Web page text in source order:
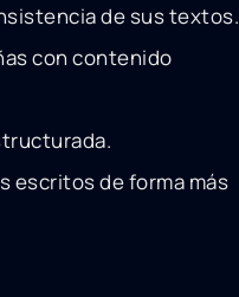
de sus textos.
con contenido
escritos de forma más